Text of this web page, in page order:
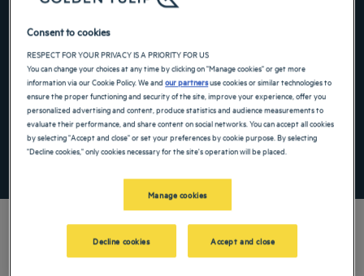
Navigate forward to interact with the calendar and select a date. Press the
Navigate backward to interact with the
FINDEN SIE EIN HOTEL
Spezialcode hinzufügen
Consent to cookies
RESPECT FOR YOUR PRIVACY IS A PRIORITY FOR US
You can change your choices at any time by clicking on "Manage cookies" or get more
information via our Cookie Policy. We andour partnersuse cookies or similar technologies to
ensure the proper functioning and security of the site, improve your experience, offer you
personalized advertising and content, produce statistics and audience measurements to
evaluate their performance, and share content on social networks. You can accept all cookies
by selecting "Accept and close" or set your preferences by cookie purpose. By selecting
"Decline cookies," only cookies necessary for the site's operation will be placed.
Manage cookies
Decline cookies Accept and close